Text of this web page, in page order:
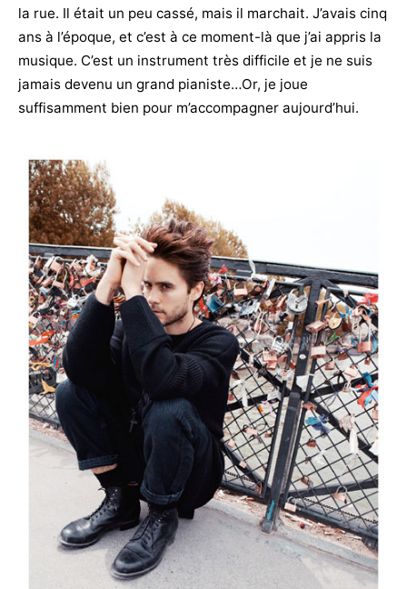
la rue. Il était un peu cassé, mais il marchait. J’avais cinq
ans à l’époque, et c’est à ce moment-là que j’ai appris la
musique. C’est un instrument très difficile et je ne suis
jamais devenu un grand pianiste…Or, je joue
suffisamment bien pour m’accompagner aujourd’hui.